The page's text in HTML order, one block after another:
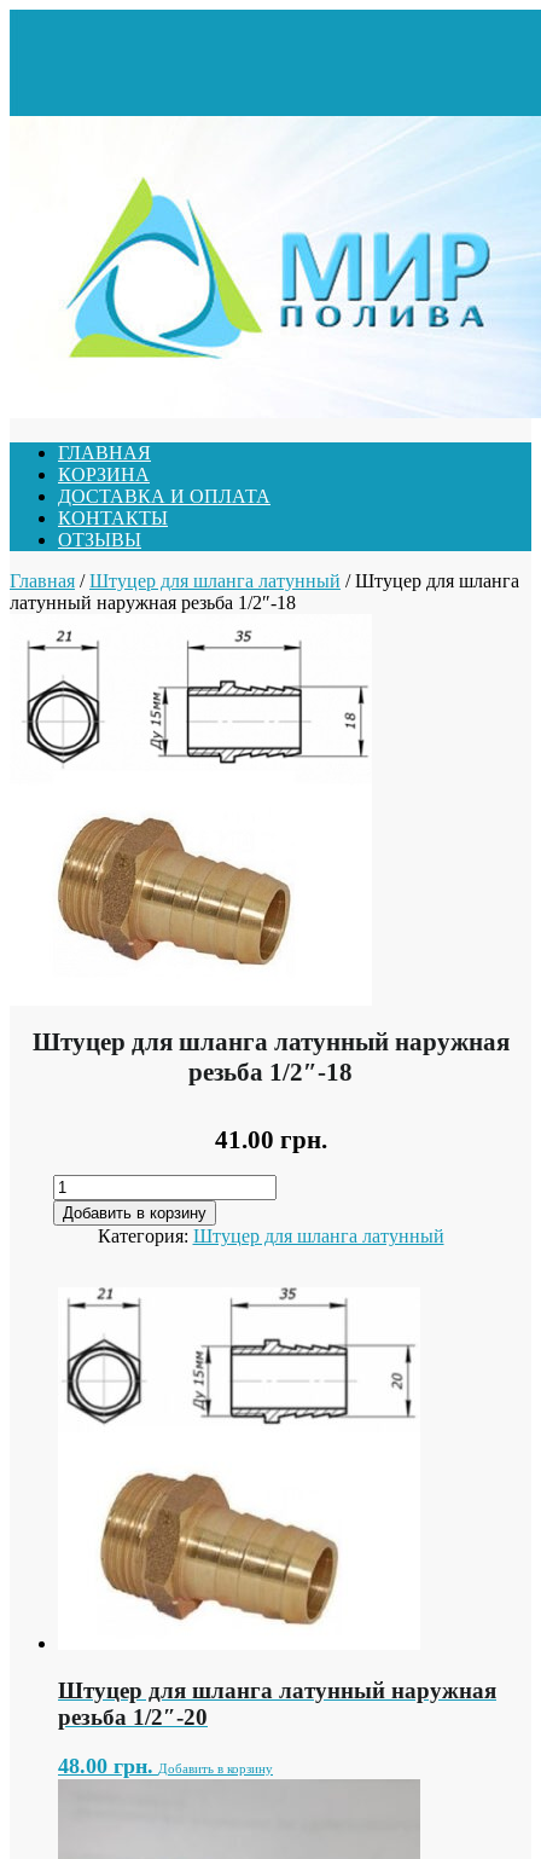
ГЛАВНАЯ
КОРЗИНА
ДОСТАВКА И ОПЛАТА
КОНТАКТЫ
ОТЗЫВЫ
Главная /Штуцер для шланга латунный / Штуцер для шланга
латунный наружная резьба 1/2″-18
Штуцер для шланга латунный наружная
резьба 1/2″-18
41.00 грн.
Добавить в корзину
Категория: Штуцер для шланга латунный
Штуцер для шланга латунный наружная
резьба 1/2″-20
48.00 грн. Добавить в корзину